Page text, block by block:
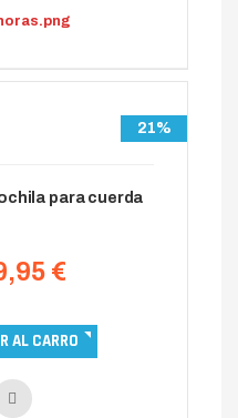
21%
para cuerda
€